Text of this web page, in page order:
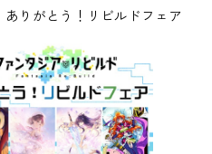
ありがとう！リビルドフェア